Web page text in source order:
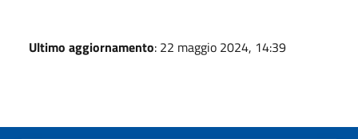
Ultimo aggiornamento: 22 maggio 2024, 14:39